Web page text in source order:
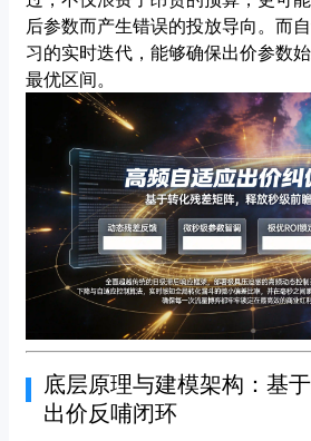
后参数而产生错误的投放导向。而
习的实时迭代，能够确保出价参数
最优区间。
底层原理与建模架构：基
出价反哺闭环